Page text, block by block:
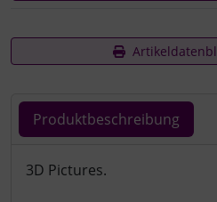
Produktbeschreibung
Produktbeschreibung
3D Pictures.